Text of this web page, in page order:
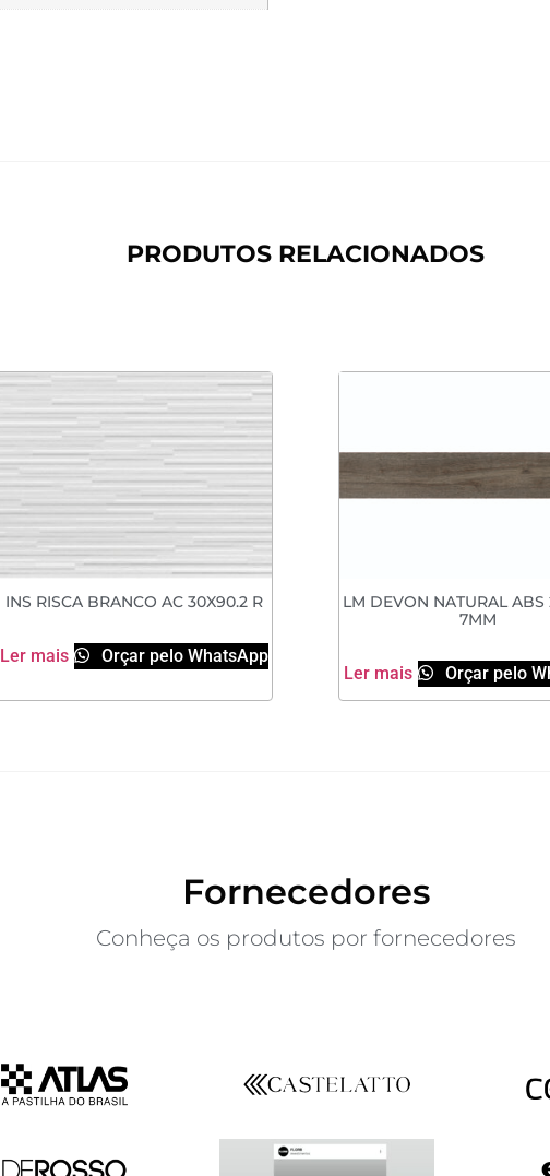
PRODUTOS RELACIONADOS
INS RISCA BRANCO AC 30X90.2 R
Ler mais Orçar pelo WhatsApp
LM DEVON NATURAL ABS
7MM
Ler mais Orçar pelo
Fornecedores
Conheça os produtos por fornecedores